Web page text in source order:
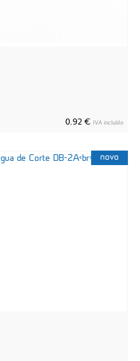
0.92 € IVA incluído
novo